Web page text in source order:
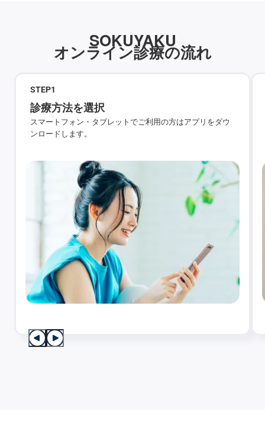
SOKUYAKU
オンライン診療の流れ
STEP1
診療方法を選択
スマートフォン・タブレットでご利用の方はアプリをダウ
ンロードします。